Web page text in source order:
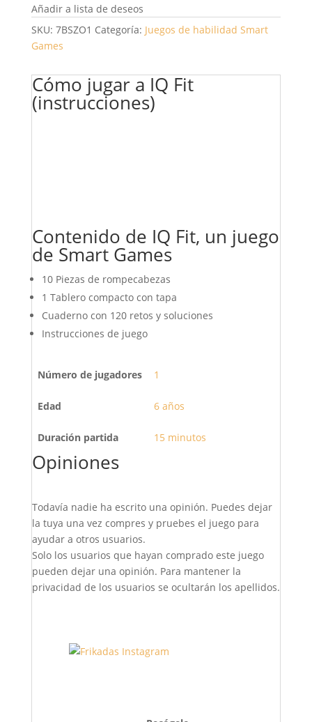
Añadir a lista de deseos
SKU: 7BSZO1 Categoría: Juegos de habilidad Smart
Games
Cómo jugar a IQ Fit
(instrucciones)
Contenido de IQ Fit, un juego
de Smart Games
10 Piezas de rompecabezas
1 Tablero compacto con tapa
Cuaderno con 120 retos y soluciones
Instrucciones de juego
Número de jugadores 1
Edad 6 años
Duración partida 15 minutos
Opiniones
Todavía nadie ha escrito una opinión. Puedes dejar
la tuya una vez compres y pruebes el juego para
ayudar a otros usuarios.
Solo los usuarios que hayan comprado este juego
pueden dejar una opinión. Para mantener la
privacidad de los usuarios se ocultarán los apellidos.